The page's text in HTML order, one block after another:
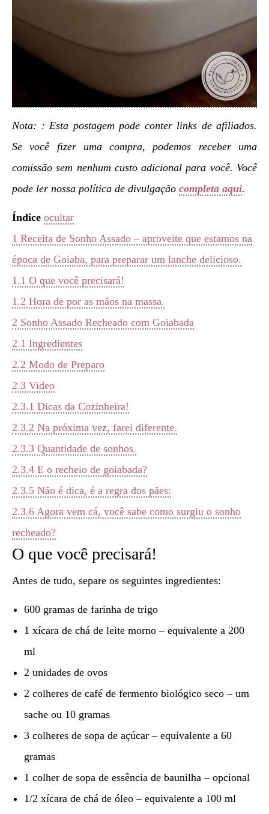
Nota: : Esta postagem pode conter links de afiliados.
Se você fizer uma compra, podemos receber uma
comissão sem nenhum custo adicional para você. Você
pode ler nossa política de divulgação completa aqui.
Índice ocultar
1 Receita de Sonho Assado – aproveite que estamos na
época de Goiaba, para preparar um lanche delicioso.
1.1 O que você precisará!
1.2 Hora de por as mãos na massa.
2 Sonho Assado Recheado com Goiabada
2.1 Ingredientes
2.2 Modo de Preparo
2.3 Video
2.3.1 Dicas da Cozinheira!
2.3.2 Na próxima vez, farei diferente.
2.3.3 Quantidade de sonhos.
2.3.4 E o recheio de goiabada?
2.3.5 Não é dica, é a regra dos pães:
2.3.6 Agora vem cá, você sabe como surgiu o sonho
recheado?
O que você precisará!
Antes de tudo, separe os seguintes ingredientes:
600 gramas de farinha de trigo
1 xícara de chá de leite morno – equivalente a 200
ml
2 unidades de ovos
2 colheres de café de fermento biológico seco – um
sache ou 10 gramas
3 colheres de sopa de açúcar – equivalente a 60
gramas
1 colher de sopa de essência de baunilha – opcional
1/2 xícara de chá de óleo – equivalente a 100 ml